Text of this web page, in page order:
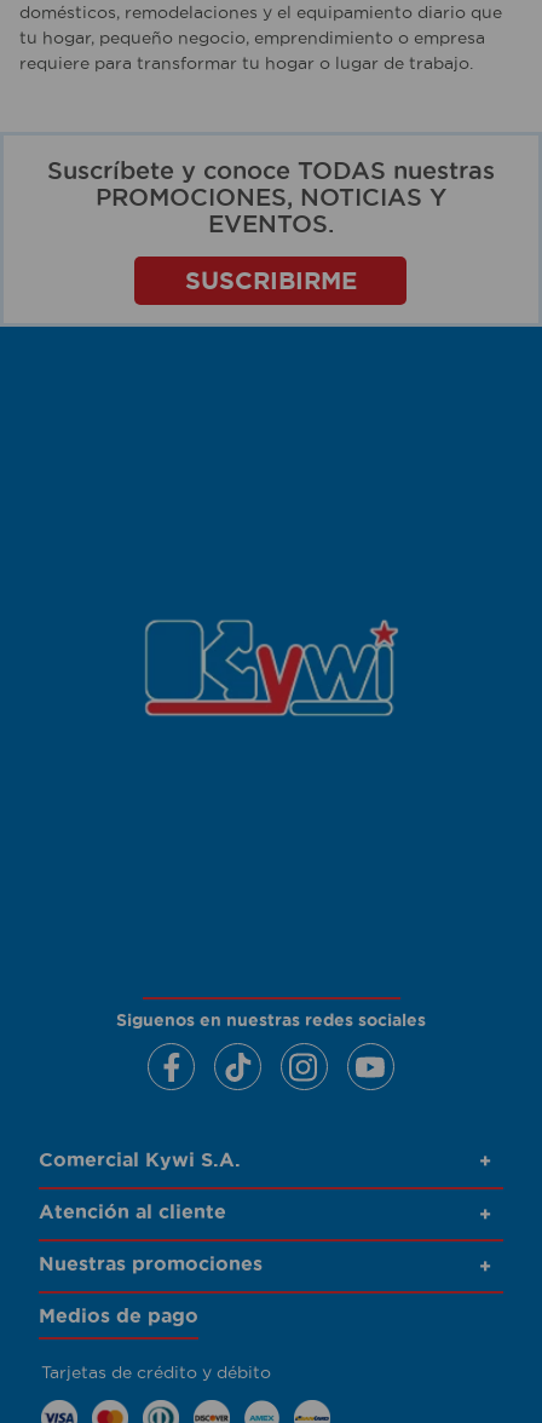
domésticos, remodelaciones y el equipamiento diario que
tu hogar, pequeño negocio, emprendimiento o empresa
requiere para transformar tu hogar o lugar de trabajo.
Suscríbete y conoce TODAS nuestras
PROMOCIONES, NOTICIAS Y
EVENTOS.
SUSCRIBIRME
Siguenos en nuestras redes sociales
Comercial Kywi S.A. +
Atención al cliente +
Nuestras promociones +
Medios de pago
Tarjetas de crédito y débito